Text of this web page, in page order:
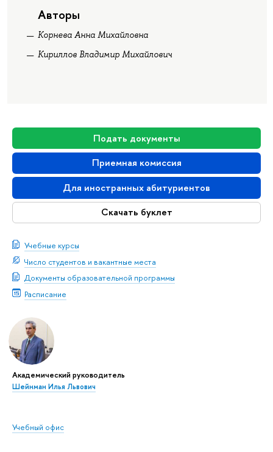
Подать документы
Приемная комиссия
Для иностранных абитуриентов
Скачать буклет
Учебные курсы
Число студентов и вакантные места
Документы образовательной программы
Расписание
Академический руководитель
Шейнман Илья Львович
Учебный офис
Авторы
Корнева Анна Михайловна
Кириллов Владимир Михайлович